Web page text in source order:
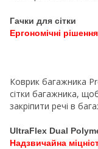
Гачки для сітки
Ергономічні рішення
Коврик багажника
сітки багажника,
закріпити речі в
UltraFlex Dual
Надзвичайна